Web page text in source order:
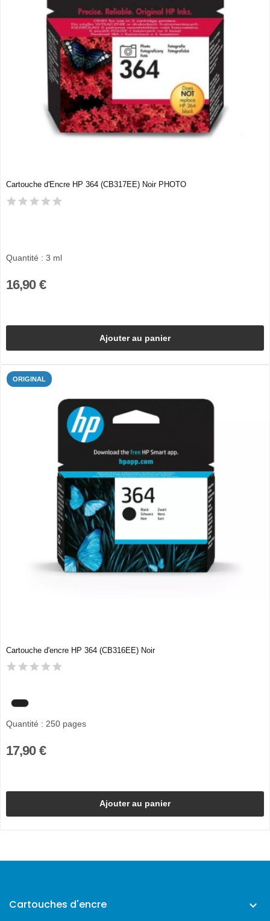
Cartouche d'Encre HP 364 (CB317EE) Noir PHOTO
Quantité : 3 ml
16,90 €
Ajouter au panier
ORIGINAL
Cartouche d'encre HP 364 (CB316EE) Noir
Quantité : 250 pages
17,90 €
Ajouter au panier
Cartouches d'encre 